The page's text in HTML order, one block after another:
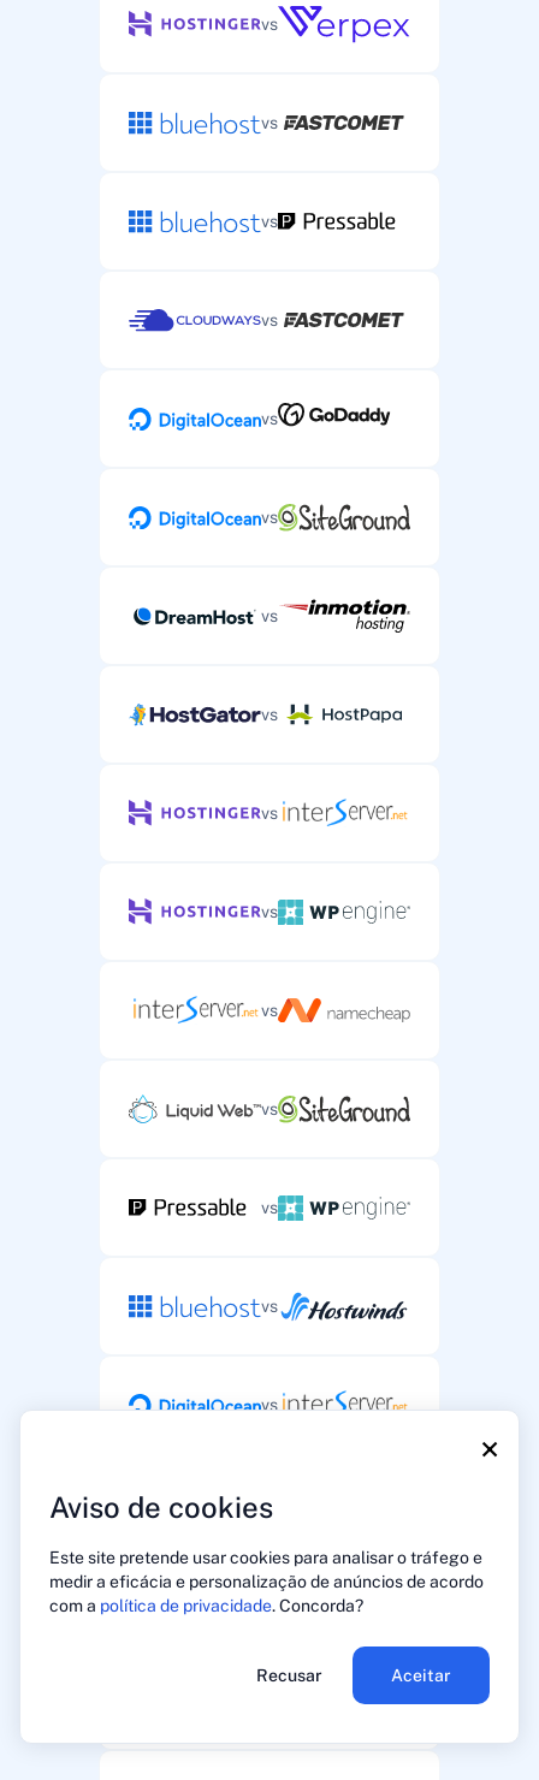
×
Aviso de cookies
Este site pretende usar cookies para analisar o tráfego e
medir a eficácia e personalização de anúncios de acordo
com a política de privacidade. Concorda?
Recusar Aceitar
vs
vs
vs
vs
vs
vs
vs
vs
vs
vs
vs
vs
vs
vs
vs
vs
vs